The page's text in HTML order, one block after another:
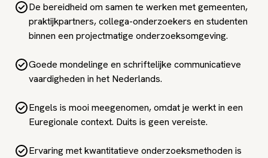
De bereidheid om samen te werken met gemeenten,
praktijkpartners, collega-onderzoekers en studenten
binnen een projectmatige onderzoeksomgeving.
Goede mondelinge en schriftelijke communicatieve
vaardigheden in het Nederlands.
Engels is mooi meegenomen, omdat je werkt in een
Euregionale context. Duits is geen vereiste.
Ervaring met kwantitatieve onderzoeksmethoden is